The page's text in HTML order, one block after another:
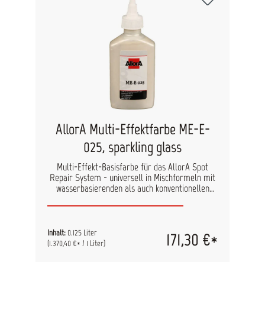
AllorA Multi-Effektfarbe ME-E-
025, sparkling glass
Multi-Effekt-Basisfarbe für das AllorA Spot
Repair System - universell in Mischformeln mit
wasserbasierenden als auch konventionellen
Effektpigmenten benötigen Sie nur geringe
Inhalt: 0.125 Liter
(1.370,40 €* / 1 Liter)
171,30 €*